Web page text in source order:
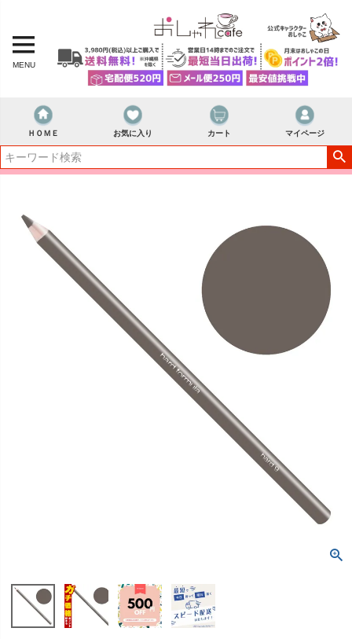
MENU
ＨＯＭＥ お気に入り カート マイページ